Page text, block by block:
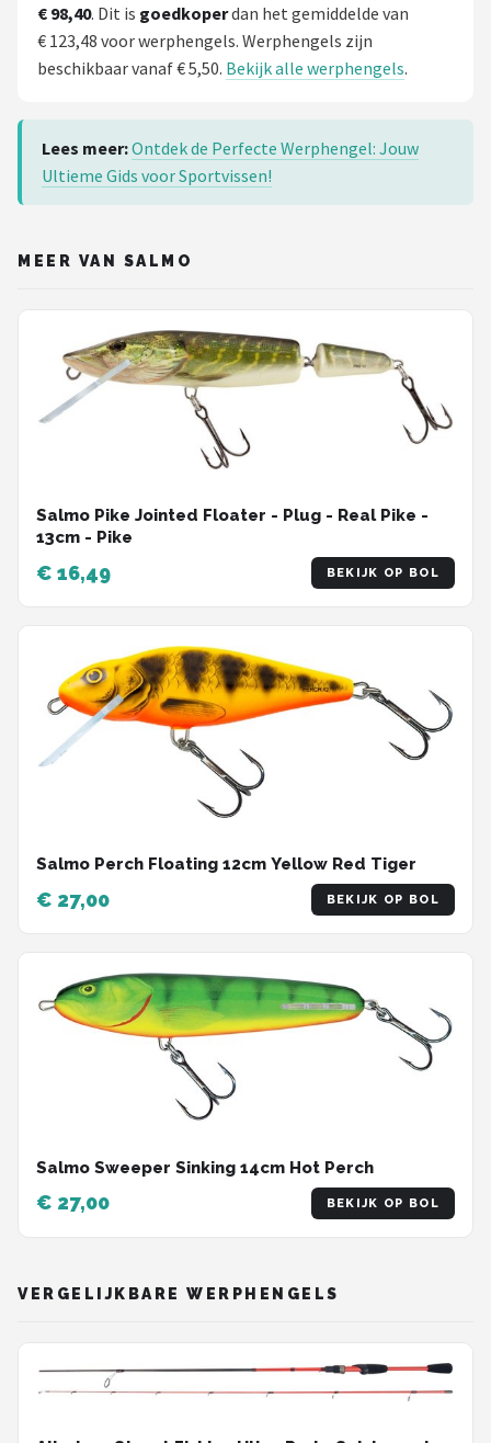
€ 98,40. Dit is goedkoperdan het gemiddelde van
€ 123,48 voor werphengels. Werphengels zijn
beschikbaar vanaf € 5,50. Bekijk alle werphengels.
Lees meer:Ontdek de Perfecte Werphengel: Jouw
Ultieme Gids voor Sportvissen!
MEER VAN SALMO
Salmo Pike Jointed Floater - Plug - Real Pike -
13cm - Pike
€ 16,49 BEKIJK OP BOL
Salmo Perch Floating 12cm Yellow Red Tiger
€ 27,00 BEKIJK OP BOL
Salmo Sweeper Sinking 14cm Hot Perch
€ 27,00 BEKIJK OP BOL
VERGELIJKBARE WERPHENGELS